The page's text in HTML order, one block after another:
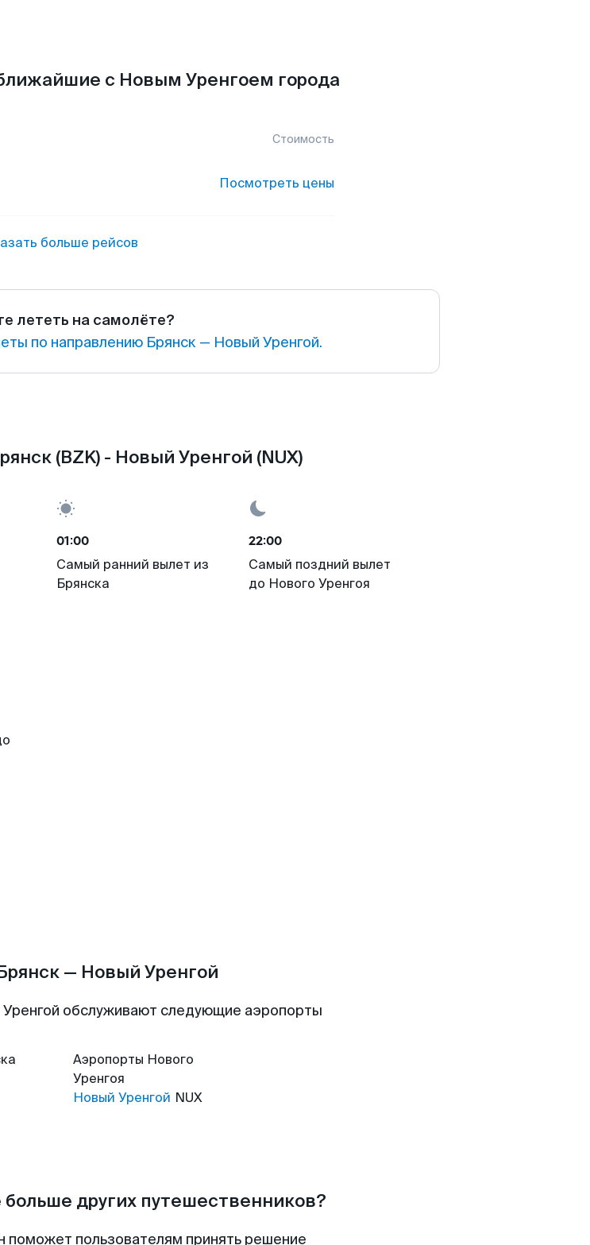
с Новым Уренгоем города
Стоимость
Посмотреть цены
больше рейсов
лететь на самолёте?
по направлению Брянск — Новый Уренгой.
(BZK) - Новый Уренгой (NUX)
01:00
Самый ранний вылет из
Брянска
22:00
Самый поздний вылет
до Нового Уренгоя
— Новый Уренгой
обслуживают следующие аэропорты
Аэропорты Нового
Уренгоя
Новый Уренгой NUX
других путешественников?
поможет пользователям принять решение